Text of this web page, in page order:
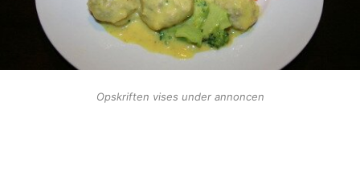
Opskriften vises under annoncen